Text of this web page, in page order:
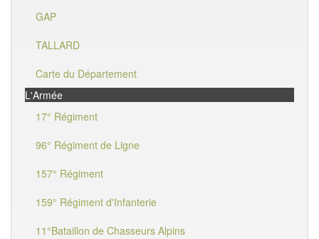
GAP
TALLARD
Carte du Département
L'Armée
17° Régiment
96° Régiment de Ligne
157° Régiment
159° Régiment d'Infanterie
11°Bataillon de Chasseurs Alpins